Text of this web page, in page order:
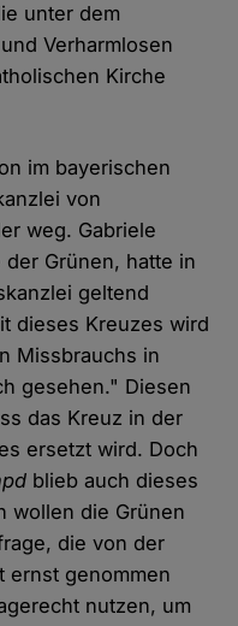
unter dem
Verharmlosen
Kirche
im bayerischen
von
weg. Gabriele
Grünen, hatte in
geltend
dieses Kreuzes wird
Missbrauchs in
gesehen." Diesen
das Kreuz in der
ersetzt wird. Doch
blieb auch dieses
wollen die Grünen
die von der
ernst genommen
nutzen, um